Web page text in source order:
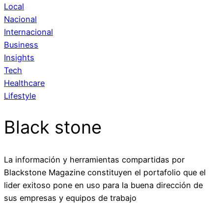
Local
Nacional
Internacional
Business
Insights
Tech
Healthcare
Lifestyle
Black stone
La información y herramientas compartidas por
Blackstone Magazine constituyen el portafolio que el
lider exitoso pone en uso para la buena dirección de
sus empresas y equipos de trabajo